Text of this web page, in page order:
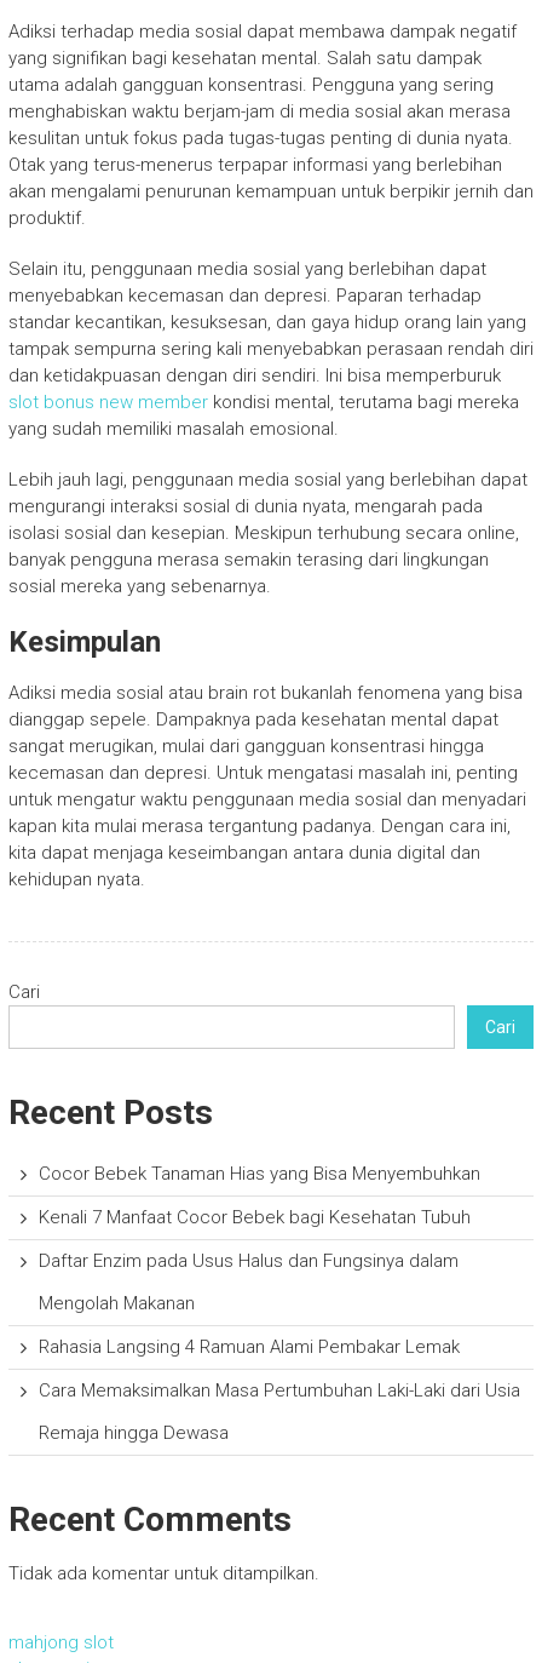
Adiksi terhadap media sosial dapat membawa dampak negatif
yang signifikan bagi kesehatan mental. Salah satu dampak
utama adalah gangguan konsentrasi. Pengguna yang sering
menghabiskan waktu berjam-jam di media sosial akan merasa
kesulitan untuk fokus pada tugas-tugas penting di dunia nyata.
Otak yang terus-menerus terpapar informasi yang berlebihan
akan mengalami penurunan kemampuan untuk berpikir jernih dan
produktif.
Selain itu, penggunaan media sosial yang berlebihan dapat
menyebabkan kecemasan dan depresi. Paparan terhadap
standar kecantikan, kesuksesan, dan gaya hidup orang lain yang
tampak sempurna sering kali menyebabkan perasaan rendah diri
dan ketidakpuasan dengan diri sendiri. Ini bisa memperburuk
slot bonus new memberkondisi mental, terutama bagi mereka
yang sudah memiliki masalah emosional.
Lebih jauh lagi, penggunaan media sosial yang berlebihan dapat
mengurangi interaksi sosial di dunia nyata, mengarah pada
isolasi sosial dan kesepian. Meskipun terhubung secara online,
banyak pengguna merasa semakin terasing dari lingkungan
sosial mereka yang sebenarnya.
Kesimpulan
Adiksi media sosial atau brain rot bukanlah fenomena yang bisa
dianggap sepele. Dampaknya pada kesehatan mental dapat
sangat merugikan, mulai dari gangguan konsentrasi hingga
kecemasan dan depresi. Untuk mengatasi masalah ini, penting
untuk mengatur waktu penggunaan media sosial dan menyadari
kapan kita mulai merasa tergantung padanya. Dengan cara ini,
kita dapat menjaga keseimbangan antara dunia digital dan
kehidupan nyata.
Cari
Cari
Recent Posts
Cocor Bebek Tanaman Hias yang Bisa Menyembuhkan
Kenali 7 Manfaat Cocor Bebek bagi Kesehatan Tubuh
Daftar Enzim pada Usus Halus dan Fungsinya dalam
Mengolah Makanan
Rahasia Langsing 4 Ramuan Alami Pembakar Lemak
Cara Memaksimalkan Masa Pertumbuhan Laki-Laki dari Usia
Remaja hingga Dewasa
Recent Comments
Tidak ada komentar untuk ditampilkan.
mahjong slot